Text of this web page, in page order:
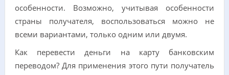
особенности. Возможно, учитывая особенности
страны получателя, воспользоваться можно не
всеми вариантами, только одним или двумя.
Как перевести деньги на карту банковским
переводом? Для применения этого пути получатель